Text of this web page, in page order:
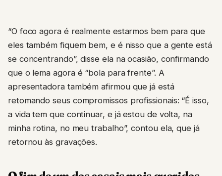
“O foco agora é realmente estarmos bem para que
eles também fiquem bem, e é nisso que a gente está
se concentrando”, disse ela na ocasião, confirmando
que o lema agora é “bola para frente”. A
apresentadora também afirmou que já está
retomando seus compromissos profissionais: “É isso,
a vida tem que continuar, e já estou de volta, na
minha rotina, no meu trabalho”, contou ela, que já
retornou às gravações.